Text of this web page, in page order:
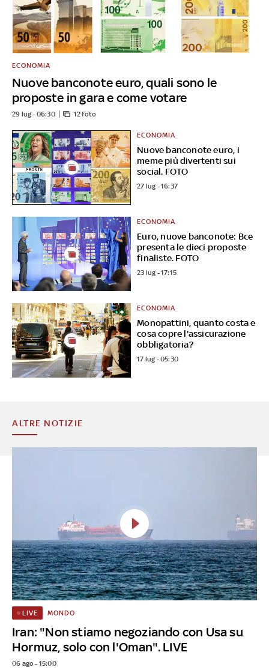
Nuove banconote euro, quali sono le
proposte in gara e come votare
ECONOMIA
29 lug - 06:30 12 foto
Nuove banconote euro, i
meme più divertenti sui
social. FOTO
ECONOMIA
27 lug - 16:37
Euro, nuove banconote: Bce
presenta le dieci proposte
finaliste. FOTO
ECONOMIA
23 lug - 17:15
Monopattini, quanto costa e
cosa copre l'assicurazione
obbligatoria?
ECONOMIA
17 lug - 05:30
ALTRE NOTIZIE
Iran: "Non stiamo negoziando con Usa su
Hormuz, solo con l'Oman". LIVE
LIVE MONDO
06 ago - 15:00